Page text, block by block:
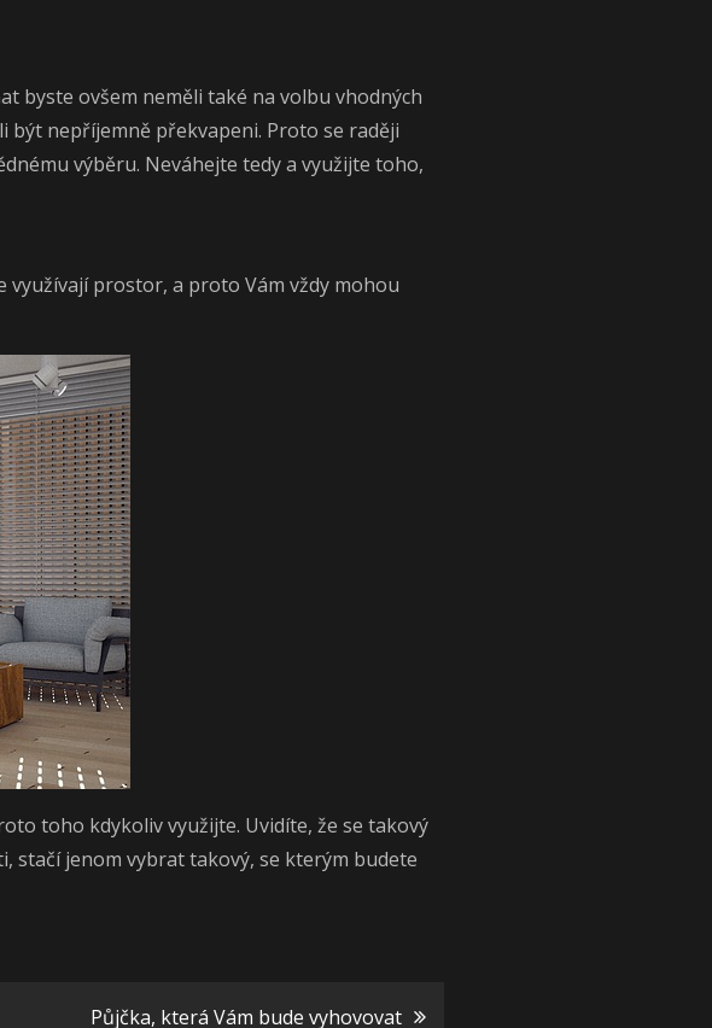
byste ovšem neměli také na volbu vhodných
nepříjemně překvapeni. Proto se raději
výběru. Neváhejte tedy a využijte toho,
využívají prostor, a proto Vám vždy mohou
toho kdykoliv využijte. Uvidíte, že se takový
stačí jenom vybrat takový, se kterým budete
Půjčka, která Vám bude vyhovovat